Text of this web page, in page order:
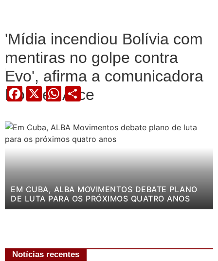
'Mídia incendiou Bolívia com
mentiras no golpe contra
Evo', afirma a comunicadora
Dolores Arce
Facebook
X WhatsApp
Share
EM CUBA, ALBA MOVIMENTOS DEBATE PLANO
DE LUTA PARA OS PRÓXIMOS QUATRO ANOS
Notícias recentes